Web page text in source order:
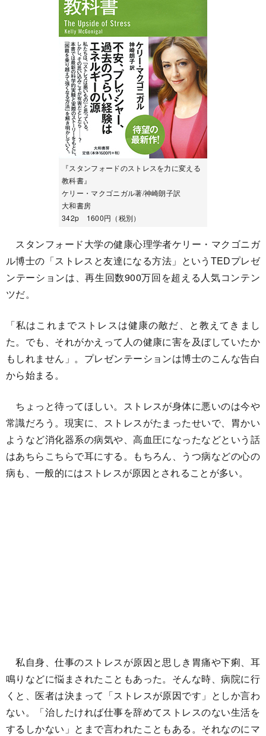
『スタンフォードのストレスを力に変える
教科書』
ケリー・マクゴニガル著/神崎朗子訳
大和書房
342p 1600円（税別）
スタンフォード大学の健康心理学者ケリー・マクゴニガ
ル博士の「ストレスと友達になる方法」というTEDプレゼ
ンテーションは、再生回数900万回を超える人気コンテン
ツだ。
「私はこれまでストレスは健康の敵だ、と教えてきまし
た。でも、それがかえって人の健康に害を及ぼしていたか
もしれません」。プレゼンテーションは博士のこんな告白
から始まる。
ちょっと待ってほしい。ストレスが身体に悪いのは今や
常識だろう。現実に、ストレスがたまったせいで、胃かい
ようなど消化器系の病気や、高血圧になったなどという話
はあちらこちらで耳にする。もちろん、うつ病などの心の
病も、一般的にはストレスが原因とされることが多い。
私自身、仕事のストレスが原因と思しき胃痛や下痢、耳
鳴りなどに悩まされたこともあった。そんな時、病院に行
くと、医者は決まって「ストレスが原因です」としか言わ
ない。「治したければ仕事を辞めてストレスのない生活を
するしかない」とまで言われたこともある。それなのにマ